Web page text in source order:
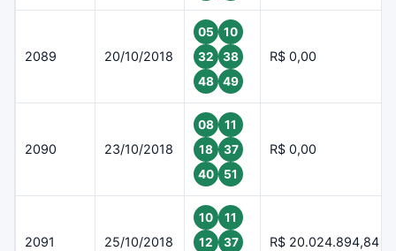
2089 20/10/2018
05
10
32
38
48
49
R$ 0,00
2090 23/10/2018
08
11
18
37
40
51
R$ 0,00
2091 25/10/2018
10
11
12
37
R$ 20.024.894,84